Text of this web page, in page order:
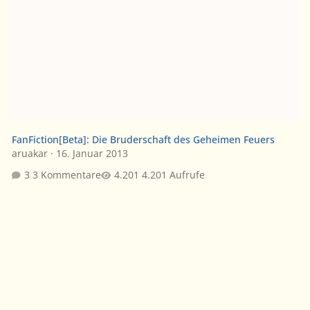
FanFiction[Beta]: Die Bruderschaft des Geheimen Feuers
aruakar· 16. Januar 2013
3 Kommentare
4.201 Aufrufe